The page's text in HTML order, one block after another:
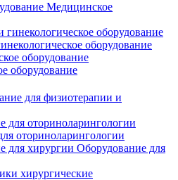
Медицинское
оборудование
оборудование
для физиотерапии и
оториноларингологии
Оборудование для
хирургические